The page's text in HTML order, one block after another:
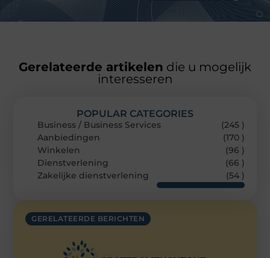
Gerelateerde artikelen die u mogelijk
interesseren
GERELATEERDE BERICHTEN
POPULAR CATEGORIES
Business / Business Services
(245 )
Aanbiedingen
(170 )
Winkelen
(96 )
Dienstverlening
(66 )
Zakelijke dienstverlening
(54 )